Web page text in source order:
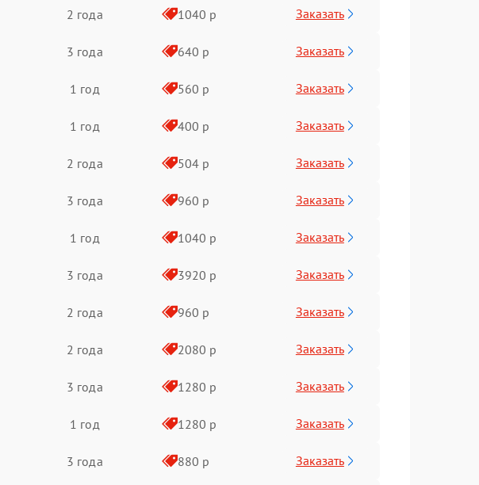
2 года 1040 р Заказать
3 года 640 р Заказать
1 год 560 р Заказать
1 год 400 р Заказать
2 года 504 р Заказать
3 года 960 р Заказать
1 год 1040 р Заказать
3 года 3920 р Заказать
2 года 960 р Заказать
2 года 2080 р Заказать
3 года 1280 р Заказать
1 год 1280 р Заказать
3 года 880 р Заказать